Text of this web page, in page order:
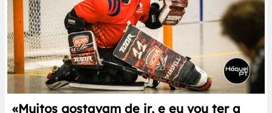
«Muitos gostavam de ir, e eu vou ter a